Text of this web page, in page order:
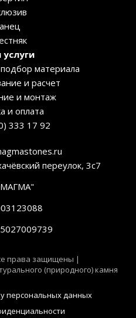
материала
и расчет
и монтаж
и оплата
333 17 92
переулок, 3с7
права защищены |
(природного) камня
персональных данных